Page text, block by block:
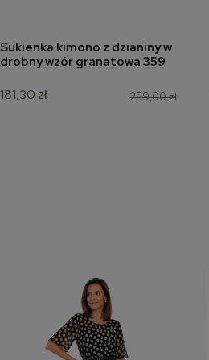
dodaj do koszyka
Sukienka kimono z dzianiny w
drobny wzór granatowa 359
259,00 zł
181,30 zł